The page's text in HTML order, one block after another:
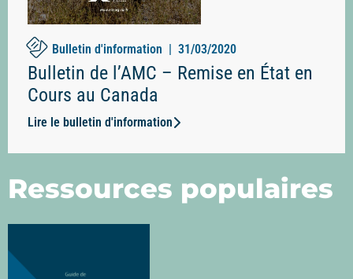
Bulletin d'information | 31/03/2020
Bulletin de l’AMC – Remise en État en
Cours au Canada
Lire le bulletin d'information
Ressources populaires